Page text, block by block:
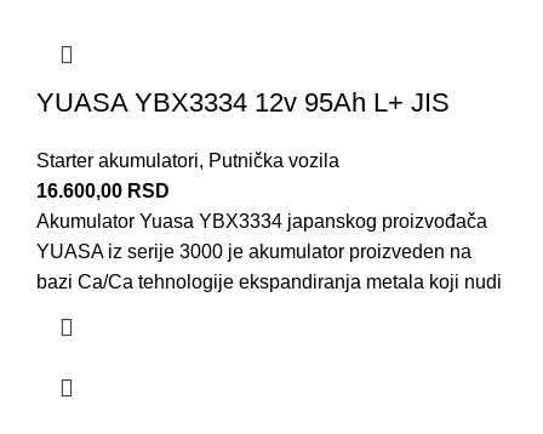
YUASA YBX3334 12v 95Ah L+ JIS
Starter akumulatori, Putnička vozila
16.600,00 RSD
Akumulator Yuasa YBX3334 japanskog proizvođača
YUASA iz serije 3000 je akumulator proizveden na
bazi Ca/Ca tehnologije ekspandiranja metala koji nudi